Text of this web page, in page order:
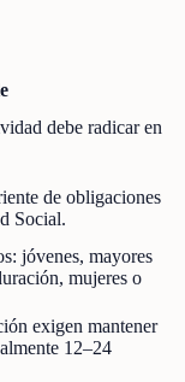
debe radicar en
de obligaciones
Social.
jóvenes, mayores
mujeres o
exigen mantener
12–24